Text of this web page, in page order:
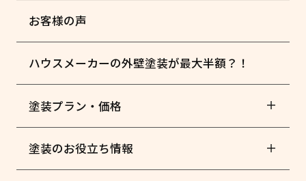
お客様の声
ハウスメーカーの外壁塗装が最大半額？！
塗装プラン・価格
塗装のお役立ち情報